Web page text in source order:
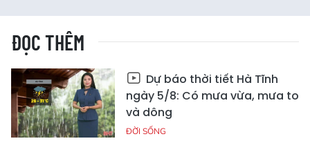
ĐỌC THÊM
Dự báo thời tiết Hà Tĩnh
ngày 5/8: Có mưa vừa, mưa to
và dông
ĐỜI SỐNG